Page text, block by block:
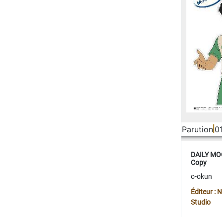
Parution
DAILY
Copy
o-okun
Éditeur :
Studio